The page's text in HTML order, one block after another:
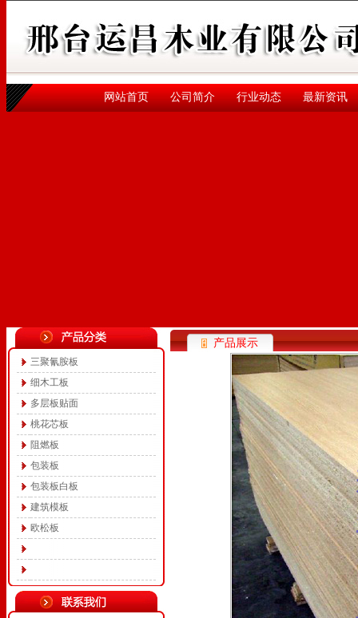
网站首页 公司简介 行业动态 最新资讯
三聚氰胺板
细木工板
多层板贴面
桃花芯板
阻燃板
包装板
包装板白板
建筑模板
欧松板
产品展示